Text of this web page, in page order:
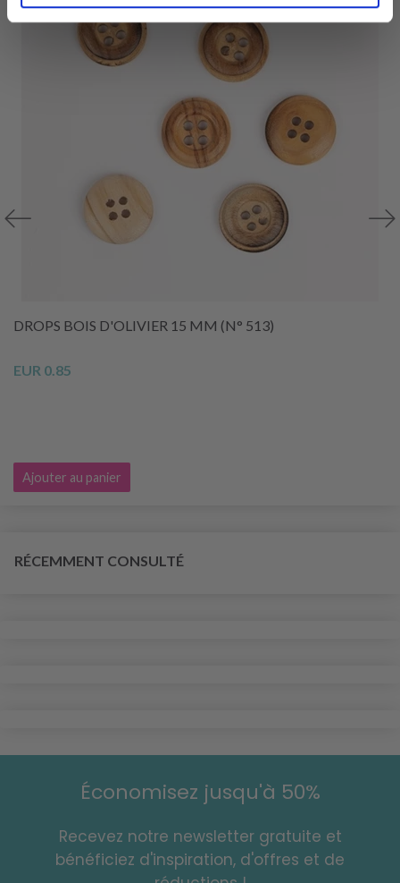
DROPS BOIS D'OLIVIER 15 MM (N° 513)
EUR 0.85
Ajouter au panier
RÉCEMMENT CONSULTÉ
Économisez jusqu'à 50%
Recevez notre newsletter gratuite et
bénéficiez d'inspiration, d'offres et de